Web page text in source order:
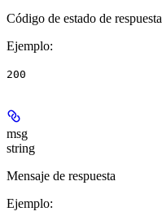
Código de estado de respuesta
Ejemplo:
200
msg
string
Mensaje de respuesta
Ejemplo: